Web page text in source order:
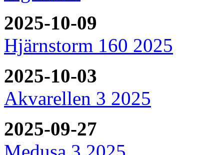
2025-10-09
Hjärnstorm 160 2025
2025-10-03
Akvarellen 3 2025
2025-09-27